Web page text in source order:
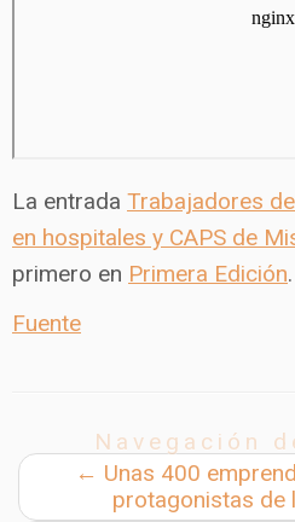
La entrada Trabajadores
en hospitales y CAPS de
primero en Primera Edición.
Fuente
Navegación
← Unas 400
protagonistas de